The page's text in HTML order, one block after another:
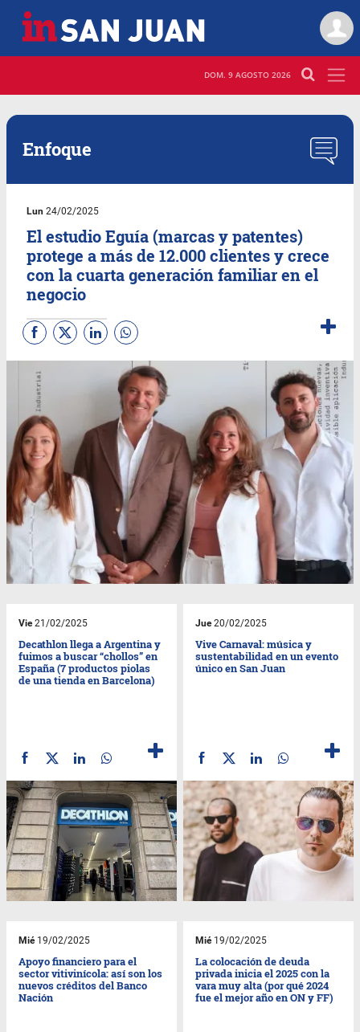
DOM. 9 AGOSTO 2026
Enfoque
Lun 24/02/2025
El estudio Eguía (marcas y patentes)
protege a más de 12.000 clientes y crece
con la cuarta generación familiar en el
negocio
Vie21/02/2025
Decathlon llega a Argentina y
fuimos a buscar “chollos” en
España (7 productos piolas
de una tienda en Barcelona)
Jue20/02/2025
Vive Carnaval: música y
sustentabilidad en un evento
único en San Juan
Mié19/02/2025
Apoyo financiero para el
sector vitivinícola: así son los
nuevos créditos del Banco
Nación
Mié19/02/2025
La colocación de deuda
privada inicia el 2025 con la
vara muy alta (por qué 2024
fue el mejor año en ON y FF)